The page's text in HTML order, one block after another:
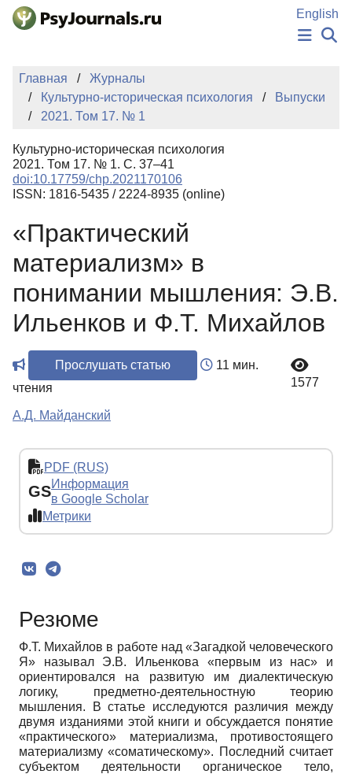
Перейти к основному содержанию
English
НОВОСТИ
КЛЮЧЕВЫЕ СЛОВА
Регистрация
Главная
Журналы
Культурно-историческая психология
Выпуски
2021. Том 17. № 1
Культурно-историческая психология
2021. Том 17. № 1. С. 37–41
doi:10.17759/chp.2021170106
ISSN: 1816-5435 / 2224-8935 (online)
«Практический
материализм» в
понимании мышления: Э.В.
Ильенков и Ф.Т. Михайлов
Прослушать статью
11 мин.
чтения
1577
А.Д. Майданский
PDF (RUS)
GSИнформация
в Google Scholar
Метрики
Резюме
Ф.Т. Михайлов в работе над «Загадкой человеческого
Я» называл Э.В. Ильенкова «первым из нас» и
ориентировался на развитую им диалектическую
логику, предметно-деятельностную теорию
мышления. В статье исследуются различия между
двумя изданиями этой книги и обсуждается понятие
«практического» материализма, противостоящего
материализму «соматическому». Последний считает
субъектом деятельности органическое тело,